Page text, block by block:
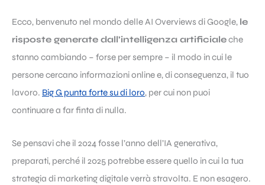
Ecco, benvenuto nel mondo delle AI Overviews di Google, le
risposte generate dall’intelligenza artificialeche
stanno cambiando – forse per sempre – il modo in cui le
persone cercano informazioni online e, di conseguenza, il tuo
lavoro. Big G punta forte su di loro, per cui non puoi
continuare a far finta di nulla.
Se pensavi che il 2024 fosse l’anno dell’IA generativa,
preparati, perché il 2025 potrebbe essere quello in cui la tua
strategia di marketing digitale verrà stravolta. E non esagero.